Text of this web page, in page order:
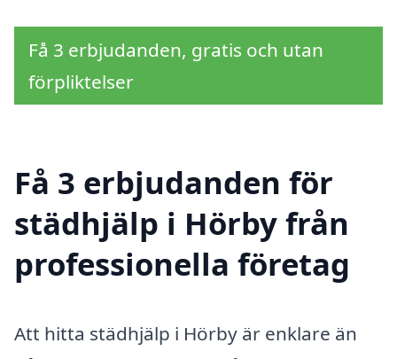
Få 3 erbjudanden, gratis och utan
förpliktelser
Få 3 erbjudanden för
städhjälp i Hörby från
professionella företag
Att hitta städhjälp i Hörby är enklare än